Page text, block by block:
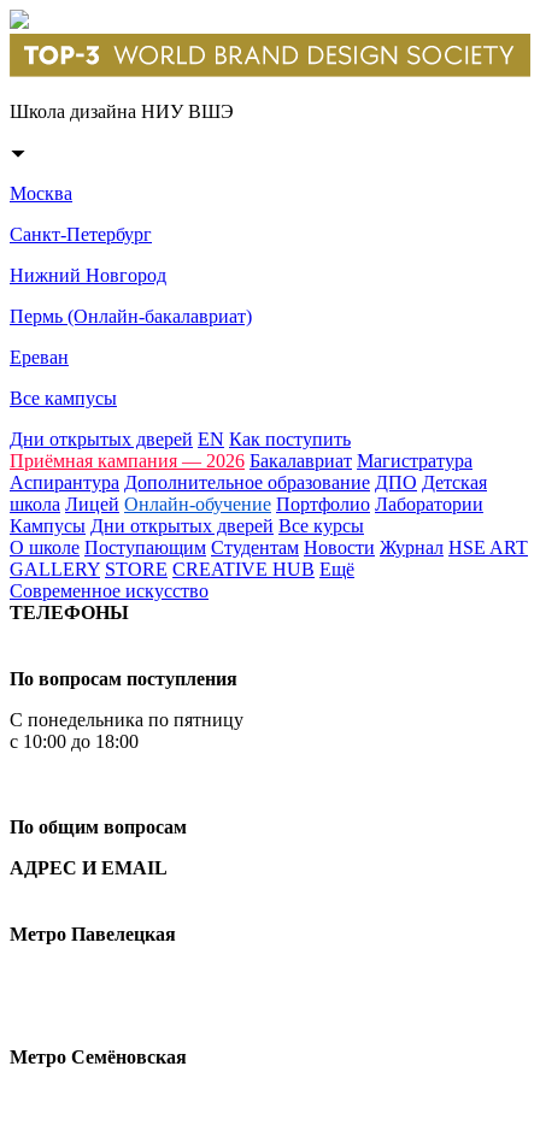
Школа дизайна НИУ ВШЭ
Москва
Санкт-Петербург
Нижний Новгород
Пермь (Онлайн-бакалавриат)
Ереван
Все кампусы
Дни открытых дверей EN Как поступить
Приёмная кампания — 2026 Бакалавриат Магистратура
Аспирантура Дополнительное образование ДПО Детская
школа Лицей Онлайн-обучение Портфолио Лаборатории
Кампусы Дни открытых дверей Все курсы
О школе Поступающим Студентам Новости Журнал HSE ART
GALLERY STORE CREATIVE HUB Ещё
Современное искусство
ТЕЛЕФОНЫ
По вопросам поступления
С понедельника по пятницу
с 10:00 до 18:00
По общим вопросам
АДРЕС И EMAIL
Метро Павелецкая
Метро Семёновская